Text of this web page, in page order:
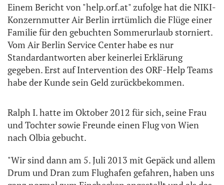
Einem Bericht von "help.orf.at" zufolge hat die NIKI-
Konzernmutter Air Berlin irrtümlich die Flüge einer
Familie für den gebuchten Sommerurlaub storniert.
Vom Air Berlin Service Center habe es nur
Standardantworten aber keinerlei Erklärung
gegeben. Erst auf Intervention des ORF-Help Teams
habe der Kunde sein Geld zurückbekommen.
Ralph I. hatte im Oktober 2012 für sich, seine Frau
und Tochter sowie Freunde einen Flug von Wien
nach Olbia gebucht.
"Wir sind dann am 5. Juli 2013 mit Gepäck und allem
Drum und Dran zum Flughafen gefahren, haben uns